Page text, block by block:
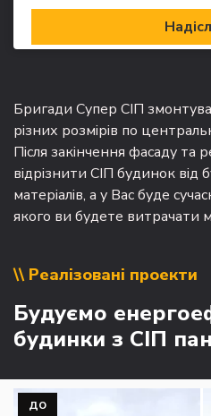
Бригади Супер СІП
різних розмірів по
Після закінчення фасаду та
відрізнити СІП будинок від
матеріалів, а у Вас буде
якого ви будете витрачати
\\ Реалізовані проекти
Будуємо
будинки з СІП
до